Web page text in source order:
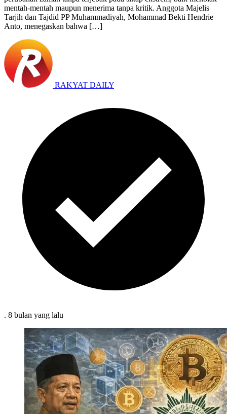
mentah-mentah maupun menerima tanpa kritik. Anggota Majelis
Tarjih dan Tajdid PP Muhammadiyah, Mohammad Bekti Hendrie
Anto, menegaskan bahwa […]
RAKYAT DAILY
. 8 bulan yang lalu